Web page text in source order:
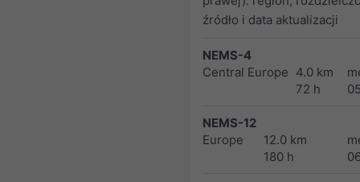
źródło i data aktualizacji
NEMS-4
Central Europe 4.0 km
72 h
NEMS-12
Europe
12.0 km
180 h